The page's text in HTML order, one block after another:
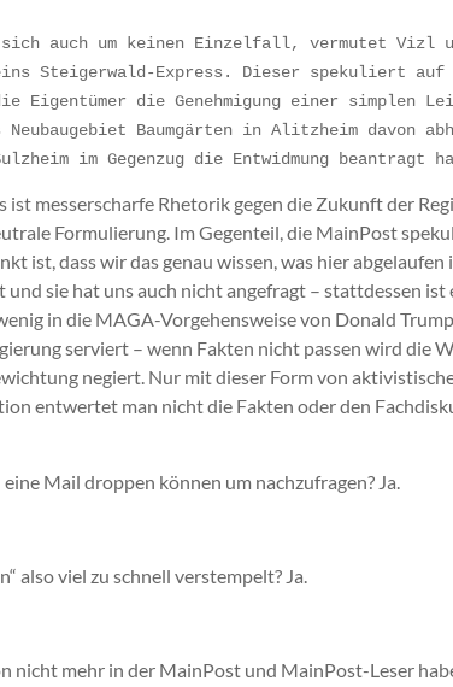
sich auch um keinen Einzelfall, vermutet Vizl
Steigerwald-Express. Dieser spekuliert auf
die Genehmigung einer simplen
Baumgärten in Alitzheim davon
im Gegenzug die Entwidmung beantragt
ist messerscharfe Rhetorik gegen die Zukunft der
Formulierung. Im Gegenteil, die MainPost
ist, dass wir das genau wissen, was hier abgelaufen
sie hat uns auch nicht angefragt – stattdessen
in die MAGA-Vorgehensweise von Donald
serviert – wenn Fakten nicht passen wird die
negiert. Nur mit dieser Form von
entwertet man nicht die Fakten oder den
Mail droppen können um nachzufragen? Ja.
also viel zu schnell verstempelt? Ja.
nicht mehr in der MainPost und MainPost-Leser